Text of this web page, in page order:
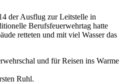
der Ausflug zur Leitstelle in
Berufsfeuerwehrtag hatte
retteten und mit viel Wasser das
und für Reisen ins Warme
Ruhl.